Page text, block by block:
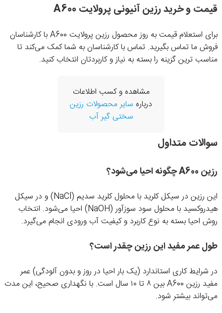
قیمت و خرید رزین آنیونی پرولایت A600
برای استعلام قیمت به روز محصول رزین پرولایت A600 با کارشناسان
فروش ما تماس بگیرید. تماس با کارشناسان به شما کمک می‌کند تا
مناسب ترین گزینه را بسته به نیاز و کاربردتان انتخاب کنید.
مشاهده و کسب اطلاعات
درباره سایر محصولات رزین
سختی گیر آب
سوالات متداول
رزین A600 چگونه احیا می‌شود؟
این رزین در سیکل کلرید با محلول کلرید سدیم (NaCl) و در سیکل
هیدروکسید با محلول سود سوزآور (NaOH) احیا می‌شود. انتخاب
روش احیا بسته به نوع کاربرد و کیفیت آب ورودی انجام می‌گیرد.
طول عمر مفید این رزین چقدر است؟
در شرایط کاری استاندارد (یک بار احیا در روز و بدون آلودگی) عمر
مفید رزین A600 بین ۸ تا ۱۰ سال است. با نگهداری صحیح، این مدت
می‌تواند بیشتر شود.